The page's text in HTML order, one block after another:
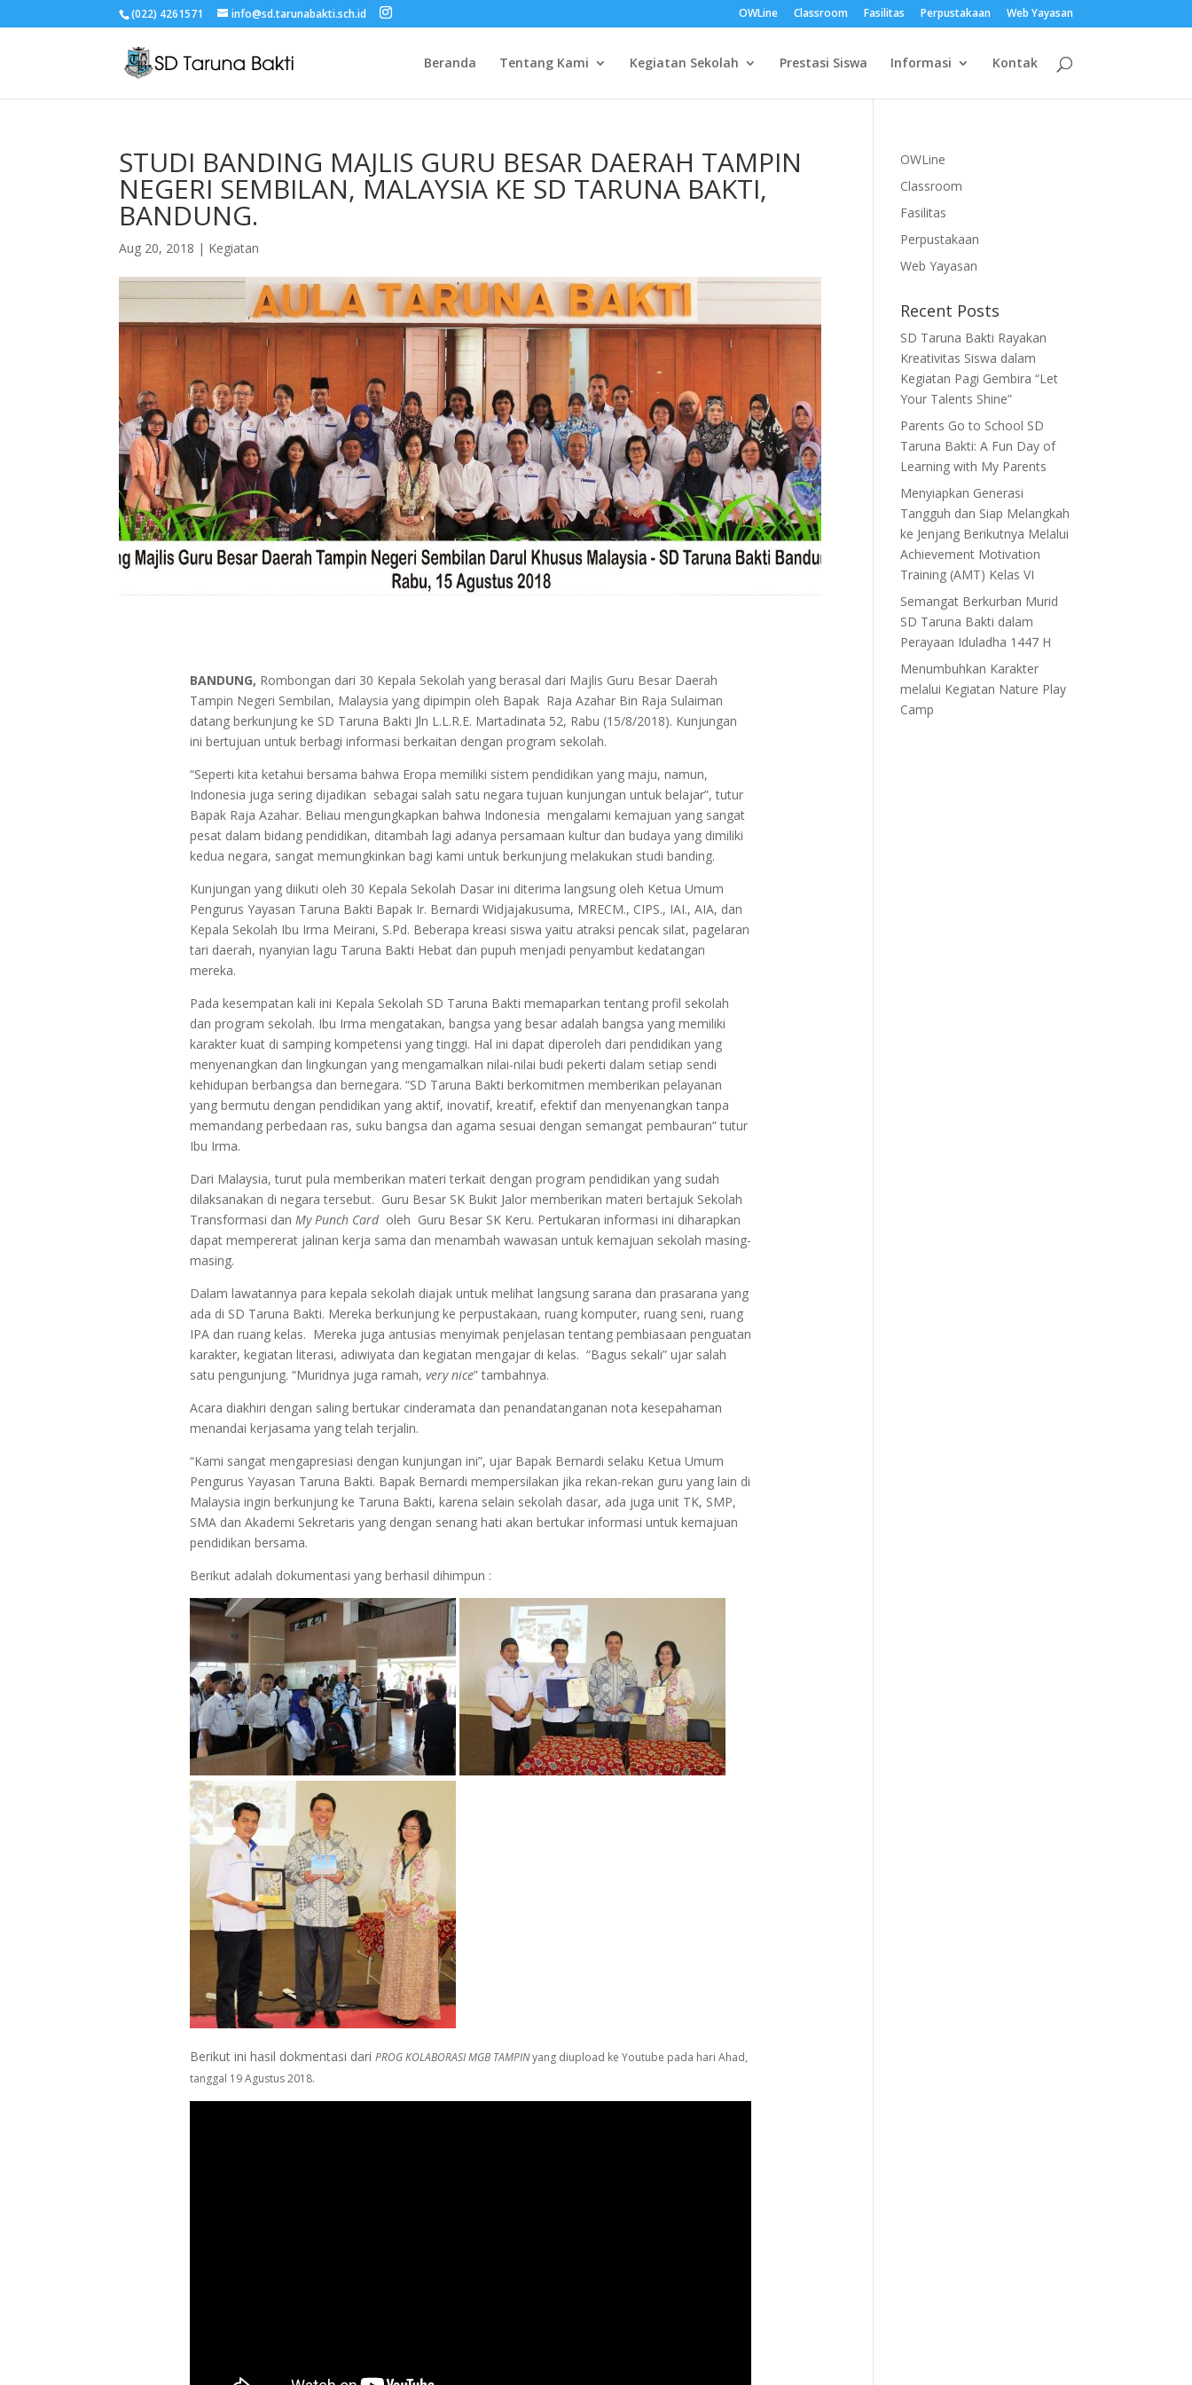
(022) 4261571 info@sd.tarunabakti.sch.id OWLine Classroom Fasilitas Perpustakaan Web Yayasan
Beranda Tentang Kami Kegiatan Sekolah Prestasi Siswa Informasi Kontak
STUDI BANDING MAJLIS GURU BESAR DAERAH TAMPIN
NEGERI SEMBILAN, MALAYSIA KE SD TARUNA BAKTI,
BANDUNG.
Aug 20, 2018 | Kegiatan
BANDUNG, Rombongan dari 30 Kepala Sekolah yang berasal dari Majlis Guru Besar Daerah
Tampin Negeri Sembilan, Malaysia yang dipimpin oleh Bapak Raja Azahar Bin Raja Sulaiman
datang berkunjung ke SD Taruna Bakti Jln L.L.R.E. Martadinata 52, Rabu (15/8/2018). Kunjungan
ini bertujuan untuk berbagi informasi berkaitan dengan program sekolah.
“Seperti kita ketahui bersama bahwa Eropa memiliki sistem pendidikan yang maju, namun,
Indonesia juga sering dijadikan sebagai salah satu negara tujuan kunjungan untuk belajar”, tutur
Bapak Raja Azahar. Beliau mengungkapkan bahwa Indonesia mengalami kemajuan yang sangat
pesat dalam bidang pendidikan, ditambah lagi adanya persamaan kultur dan budaya yang dimiliki
kedua negara, sangat memungkinkan bagi kami untuk berkunjung melakukan studi banding.
Kunjungan yang diikuti oleh 30 Kepala Sekolah Dasar ini diterima langsung oleh Ketua Umum
Pengurus Yayasan Taruna Bakti Bapak Ir. Bernardi Widjajakusuma, MRECM., CIPS., IAI., AIA, dan
Kepala Sekolah Ibu Irma Meirani, S.Pd. Beberapa kreasi siswa yaitu atraksi pencak silat, pagelaran
tari daerah, nyanyian lagu Taruna Bakti Hebat dan pupuh menjadi penyambut kedatangan
mereka.
Pada kesempatan kali ini Kepala Sekolah SD Taruna Bakti memaparkan tentang profil sekolah
dan program sekolah. Ibu Irma mengatakan, bangsa yang besar adalah bangsa yang memiliki
karakter kuat di samping kompetensi yang tinggi. Hal ini dapat diperoleh dari pendidikan yang
menyenangkan dan lingkungan yang mengamalkan nilai-nilai budi pekerti dalam setiap sendi
kehidupan berbangsa dan bernegara. “SD Taruna Bakti berkomitmen memberikan pelayanan
yang bermutu dengan pendidikan yang aktif, inovatif, kreatif, efektif dan menyenangkan tanpa
memandang perbedaan ras, suku bangsa dan agama sesuai dengan semangat pembauran” tutur
Ibu Irma.
Dari Malaysia, turut pula memberikan materi terkait dengan program pendidikan yang sudah
dilaksanakan di negara tersebut. Guru Besar SK Bukit Jalor memberikan materi bertajuk Sekolah
Transformasi dan My Punch Card oleh Guru Besar SK Keru. Pertukaran informasi ini diharapkan
dapat mempererat jalinan kerja sama dan menambah wawasan untuk kemajuan sekolah masing-
masing.
Dalam lawatannya para kepala sekolah diajak untuk melihat langsung sarana dan prasarana yang
ada di SD Taruna Bakti. Mereka berkunjung ke perpustakaan, ruang komputer, ruang seni, ruang
IPA dan ruang kelas. Mereka juga antusias menyimak penjelasan tentang pembiasaan penguatan
karakter, kegiatan literasi, adiwiyata dan kegiatan mengajar di kelas. “Bagus sekali” ujar salah
satu pengunjung. “Muridnya juga ramah, very nice” tambahnya.
Acara diakhiri dengan saling bertukar cinderamata dan penandatanganan nota kesepahaman
menandai kerjasama yang telah terjalin.
“Kami sangat mengapresiasi dengan kunjungan ini”, ujar Bapak Bernardi selaku Ketua Umum
Pengurus Yayasan Taruna Bakti. Bapak Bernardi mempersilakan jika rekan-rekan guru yang lain di
Malaysia ingin berkunjung ke Taruna Bakti, karena selain sekolah dasar, ada juga unit TK, SMP,
SMA dan Akademi Sekretaris yang dengan senang hati akan bertukar informasi untuk kemajuan
pendidikan bersama.
Berikut adalah dokumentasi yang berhasil dihimpun :
Berikut ini hasil dokmentasi dari PROG KOLABORASI MGB TAMPINyang diupload ke Youtube pada hari Ahad,
tanggal 19 Agustus 2018.
OWLine
Classroom
Fasilitas
Perpustakaan
Web Yayasan
Recent Posts
SD Taruna Bakti Rayakan
Kreativitas Siswa dalam
Kegiatan Pagi Gembira “Let
Your Talents Shine”
Parents Go to School SD
Taruna Bakti: A Fun Day of
Learning with My Parents
Menyiapkan Generasi
Tangguh dan Siap Melangkah
ke Jenjang Berikutnya Melalui
Achievement Motivation
Training (AMT) Kelas VI
Semangat Berkurban Murid
SD Taruna Bakti dalam
Perayaan Iduladha 1447 H
Menumbuhkan Karakter
melalui Kegiatan Nature Play
Camp